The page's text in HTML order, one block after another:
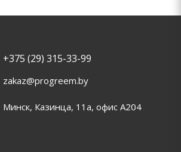
+375 (29) 315-33-99
zakaz@progreem.by
Минск, Казинца, 11а, офис А204